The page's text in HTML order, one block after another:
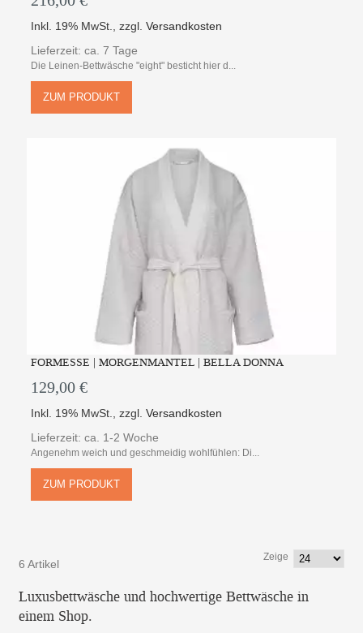
Inkl. 19% MwSt. ,zzgl.Versandkosten
Lieferzeit: ca. 7 Tage
Die Leinen-Bettwäsche "eight" besticht hier d...
ZUM PRODUKT
FORMESSE | MORGENMANTEL | BELLA DONNA
129,00 €
Inkl. 19% MwSt. ,zzgl.Versandkosten
Lieferzeit: ca. 1-2 Woche
Angenehm weich und geschmeidig wohlfühlen: Di...
ZUM PRODUKT
6 Artikel
Zeige
Luxusbettwäsche und hochwertige Bettwäsche in
einem Shop.